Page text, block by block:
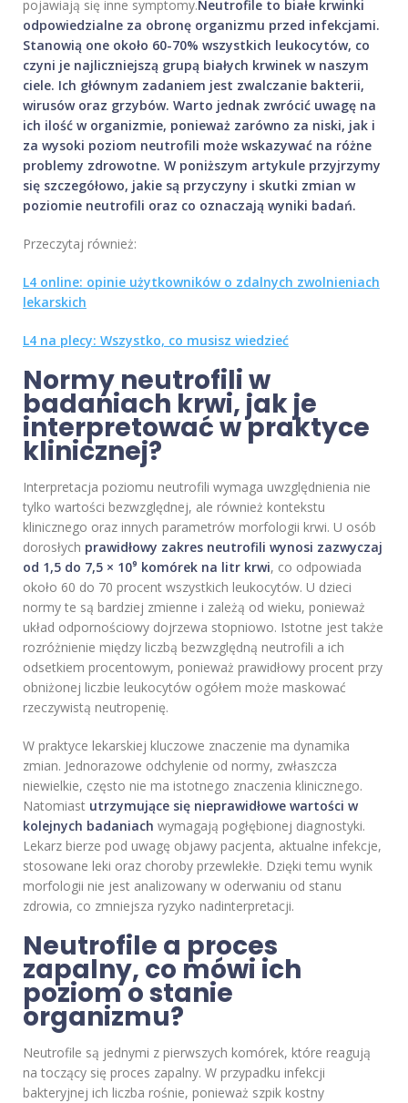
pojawiają się inne symptomy.Neutrofile to białe krwinki
odpowiedzialne za obronę organizmu przed infekcjami.
Stanowią one około 60-70% wszystkich leukocytów, co
czyni je najliczniejszą grupą białych krwinek w naszym
ciele. Ich głównym zadaniem jest zwalczanie bakterii,
wirusów oraz grzybów. Warto jednak zwrócić uwagę na
ich ilość w organizmie, ponieważ zarówno za niski, jak i
za wysoki poziom neutrofili może wskazywać na różne
problemy zdrowotne. W poniższym artykule przyjrzymy
się szczegółowo, jakie są przyczyny i skutki zmian w
poziomie neutrofili oraz co oznaczają wyniki badań.
Przeczytaj również:
L4 online: opinie użytkowników o zdalnych zwolnieniach
lekarskich
L4 na plecy: Wszystko, co musisz wiedzieć
Normy neutrofili w
badaniach krwi, jak je
interpretować w praktyce
klinicznej?
Interpretacja poziomu neutrofili wymaga uwzględnienia nie
tylko wartości bezwzględnej, ale również kontekstu
klinicznego oraz innych parametrów morfologii krwi. U osób
dorosłych prawidłowy zakres neutrofili wynosi zazwyczaj
od 1,5 do 7,5 × 10⁹ komórek na litr krwi, co odpowiada
około 60 do 70 procent wszystkich leukocytów. U dzieci
normy te są bardziej zmienne i zależą od wieku, ponieważ
układ odpornościowy dojrzewa stopniowo. Istotne jest także
rozróżnienie między liczbą bezwzględną neutrofili a ich
odsetkiem procentowym, ponieważ prawidłowy procent przy
obniżonej liczbie leukocytów ogółem może maskować
rzeczywistą neutropenię.
W praktyce lekarskiej kluczowe znaczenie ma dynamika
zmian. Jednorazowe odchylenie od normy, zwłaszcza
niewielkie, często nie ma istotnego znaczenia klinicznego.
Natomiast utrzymujące się nieprawidłowe wartości w
kolejnych badaniach wymagają pogłębionej diagnostyki.
Lekarz bierze pod uwagę objawy pacjenta, aktualne infekcje,
stosowane leki oraz choroby przewlekłe. Dzięki temu wynik
morfologii nie jest analizowany w oderwaniu od stanu
zdrowia, co zmniejsza ryzyko nadinterpretacji.
Neutrofile a proces
zapalny, co mówi ich
poziom o stanie
organizmu?
Neutrofile są jednymi z pierwszych komórek, które reagują
na toczący się proces zapalny. W przypadku infekcji
bakteryjnej ich liczba rośnie, ponieważ szpik kostny